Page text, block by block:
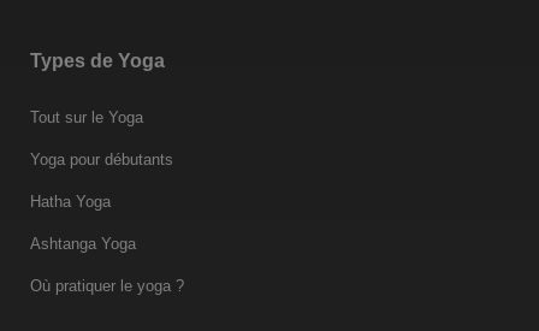
Types de Yoga
Tout sur le Yoga
Yoga pour débutants
Hatha Yoga
Ashtanga Yoga
Où pratiquer le yoga ?